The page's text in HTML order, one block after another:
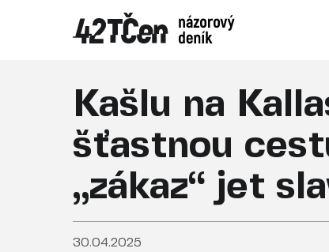
Kašlu na
šťastnou
„zákaz“ jet
30.04.2025